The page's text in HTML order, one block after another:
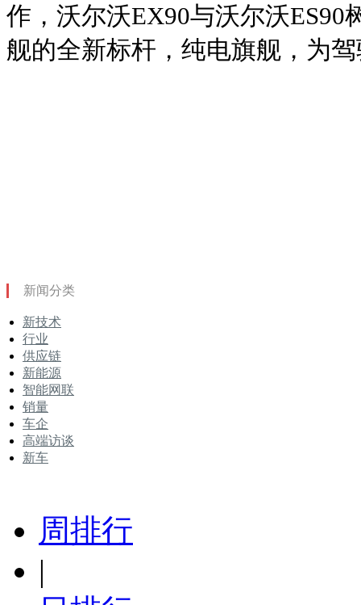
作，沃尔沃EX90与沃尔沃ES90
舰的全新标杆，纯电旗舰，为
新闻分类
新技术
行业
供应链
新能源
智能网联
销量
车企
高端访谈
新车
周排行
|